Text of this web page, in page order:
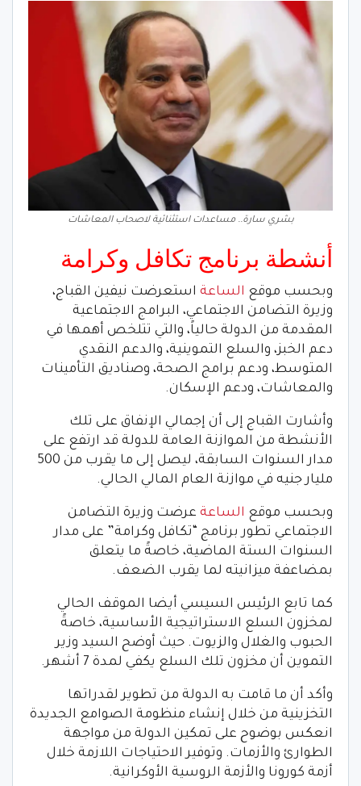
بشري سارة.. ‎مساعدات استثنائية لاصحاب المعاشات
أنشطة برنامج تكافل وكرامة
وبحسب موقع الساعة استعرضت نيفين القباج،
وزيرة التضامن الاجتماعي، البرامج الاجتماعية
المقدمة من الدولة حالياً، والتي تتلخص أهمها في
دعم الخبز، والسلع التموينية، والدعم النقدي
المتوسط، ودعم برامج الصحة، وصناديق التأمينات
والمعاشات، ودعم الإسكان.
وأشارت القباج إلى أن إجمالي الإنفاق على تلك
الأنشطة من الموازنة العامة للدولة قد ارتفع على
مدار السنوات السابقة، ليصل إلى ما يقرب من 500
مليار جنيه في موازنة العام المالي الحالي.
وبحسب موقع الساعة عرضت وزيرة التضامن
الاجتماعي تطور برنامج “تكافل وكرامة” على مدار
السنوات الستة الماضية، خاصةً ما يتعلق
بمضاعفة ميزانيته لما يقرب الضعف.
كما تابع الرئيس السيسي أيضا الموقف الحالي
لمخزون السلع الاستراتيجية الأساسية، خاصةً
الحبوب والغلال والزيوت. حيث أوضح السيد وزير
التموين أن مخزون تلك السلع يكفي لمدة 7 أشهر.
وأكد أن ما قامت به الدولة من تطوير لقدراتها
التخزينية من خلال إنشاء منظومة الصوامع الجديدة
انعكس بوضوح على تمكين الدولة من مواجهة
الطوارئ والأزمات. وتوفير الاحتياجات اللازمة خلال
أزمة كورونا والأزمة الروسية الأوكرانية.